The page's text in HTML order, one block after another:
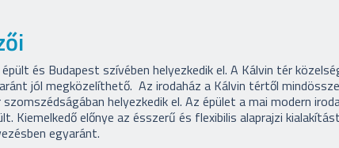
és Budapest szívében helyezkedik el. A Kálvin tér
jól megközelíthető. Az irodaház a Kálvin tértől
helyezkedik el. Az épület a mai modern
Kiemelkedő előnye az ésszerű és flexibilis alaprajzi
egyaránt.